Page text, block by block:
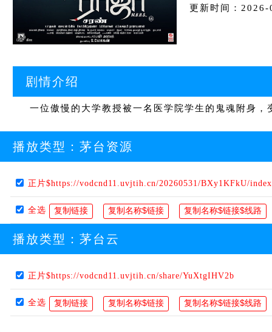
更新时间：
剧情介绍
一位傲慢的大学教授被一名医学院学生的鬼魂附身，
播放类型： 茅台资源
正片$https://vodcnd11.uvjtih.cn/20260531/BXy1KFkU/
全选
播放类型： 茅台云
正片$https://vodcnd11.uvjtih.cn/share/YuXtgIHV2b
全选